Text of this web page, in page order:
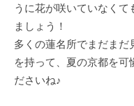
うに花が咲いていなく
ましょう！
多くの蓮名所でまだまだ
を持って、夏の京都を可
ださいね♪